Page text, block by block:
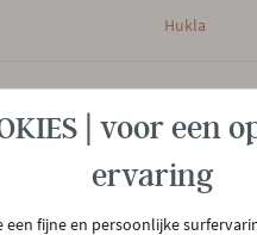
Hukla
2 jaar
| voor een
ervaring
een fijne en persoonlijke